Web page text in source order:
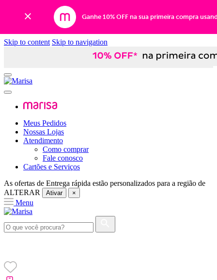
Ganhe 10% OFF na sua primeira compra
Skip to content Skip to navigation
Meus Pedidos
Nossas Lojas
Atendimento
Como comprar
Fale conosco
Cartões e Serviços
As ofertas de Entrega rápida estão personalizados para a região de
ALTERAR
Ativar ×
Menu